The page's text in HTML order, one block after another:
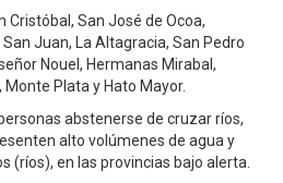
Cristóbal, San José de Ocoa,
Juan, La Altagracia, San Pedro
Nouel, Hermanas Mirabal,
Monte Plata y Hato Mayor.
abstenerse de cruzar ríos,
alto volúmenes de agua y
(ríos), en las provincias bajo alerta.